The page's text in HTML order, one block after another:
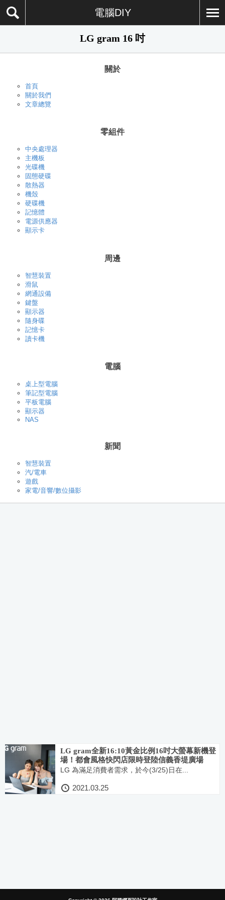
電腦DIY
LG gram 16 吋
關於
首頁
關於我們
文章總覽
零組件
中央處理器
主機板
光碟機
固態硬碟
散熱器
機殼
硬碟機
記憶體
電源供應器
顯示卡
周邊
智慧裝置
滑鼠
網通設備
鍵盤
顯示器
隨身碟
記憶卡
讀卡機
電腦
桌上型電腦
筆記型電腦
平板電腦
顯示器
NAS
新聞
智慧裝置
汽/電車
遊戲
家電/音響/數位攝影
LG gram全新16:10黃金比例16吋大螢幕新機登
場！都會風格快閃店限時登陸信義香堤廣場
LG 為滿足消費者需求，於今(3/25)日在...
2021.03.25